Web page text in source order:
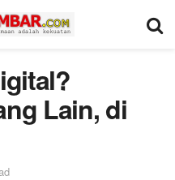
Lain, di